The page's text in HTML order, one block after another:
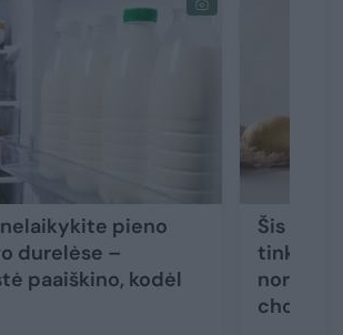
pieno
durelėse –
paaiškino, kodėl
Šis
tinka ir